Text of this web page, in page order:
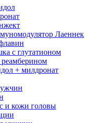
Лаеннек
с глутатионом
реамберином
+ милдронат
и кожи головы